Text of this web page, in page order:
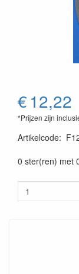
€12,22
*Prijzen zijn
Artikelcode:
0 ster(ren) met